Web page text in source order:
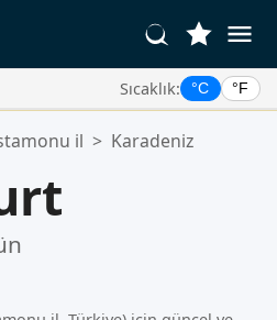
Sıcaklık: °C °F
il > Karadeniz